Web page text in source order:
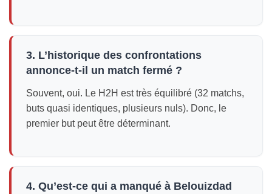
3. L’historique des confrontations
annonce-t-il un match fermé ?
Souvent, oui. Le H2H est très équilibré (32 matchs,
buts quasi identiques, plusieurs nuls). Donc, le
premier but peut être déterminant.
4. Qu’est-ce qui a manqué à Belouizdad